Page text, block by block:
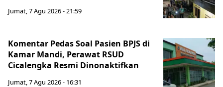
Jumat, 7 Agu 2026 - 21:59
Komentar Pedas Soal Pasien BPJS di
Kamar Mandi, Perawat RSUD
Cicalengka Resmi Dinonaktifkan
Jumat, 7 Agu 2026 - 16:31